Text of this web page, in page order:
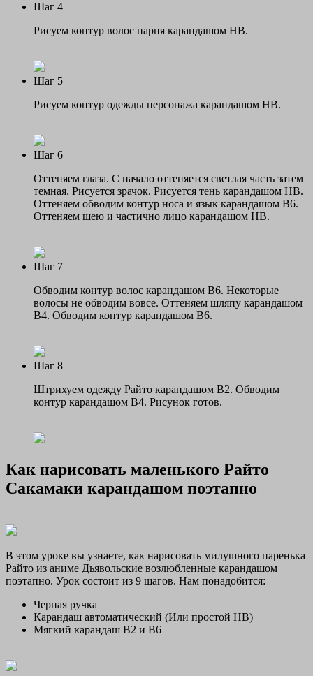
Шаг 4
Рисуем контур волос парня карандашом НВ.
Шаг 5
Рисуем контур одежды персонажа карандашом НВ.
Шаг 6
Оттеняем глаза. С начало оттеняется светлая часть затем
темная. Рисуется зрачок. Рисуется тень карандашом НВ.
Оттеняем обводим контур носа и язык карандашом В6.
Оттеняем шею и частично лицо карандашом НВ.
Шаг 7
Обводим контур волос карандашом В6. Некоторые
волосы не обводим вовсе. Оттеняем шляпу карандашом
В4. Обводим контур карандашом В6.
Шаг 8
Штрихуем одежду Райто карандашом В2. Обводим
контур карандашом В4. Рисунок готов.
Как нарисовать маленького Райто
Сакамаки карандашом поэтапно
В этом уроке вы узнаете, как нарисовать милушного паренька
Райто из аниме Дьявольские возлюбленные карандашом
поэтапно. Урок состоит из 9 шагов. Нам понадобится:
Черная ручка
Карандаш автоматический (Или простой НВ)
Мягкий карандаш В2 и В6